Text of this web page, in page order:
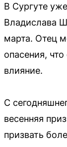
В Сургуте
Владислава
марта. Отец
опасения,
влияние.
С
весенняя
призвать